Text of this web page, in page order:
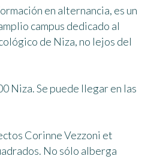
en alternancia, es un
campus dedicado al
de Niza, no lejos del
Niza. Se puede llegar en las
Corinne Vezzoni et
. No sólo alberga